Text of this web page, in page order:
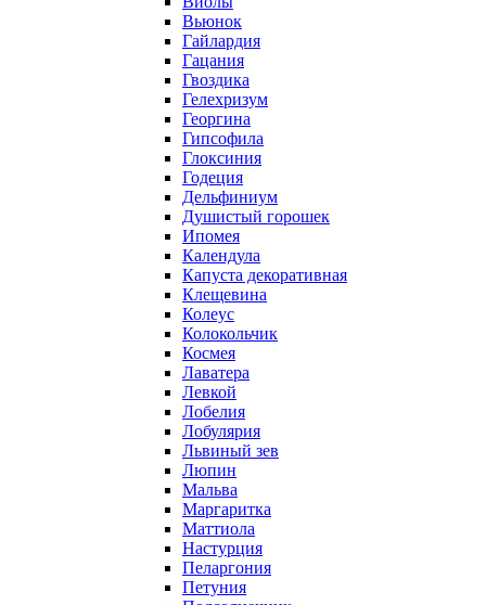
Вьюнок
Гайлардия
Гацания
Гвоздика
Гелехризум
Георгина
Гипсофила
Глоксиния
Годеция
Дельфиниум
Душистый горошек
Ипомея
Календула
Капуста декоративная
Клещевина
Колеус
Колокольчик
Космея
Лаватера
Левкой
Лобелия
Лобулярия
Львиный зев
Люпин
Мальва
Маргаритка
Маттиола
Настурция
Пеларгония
Петуния